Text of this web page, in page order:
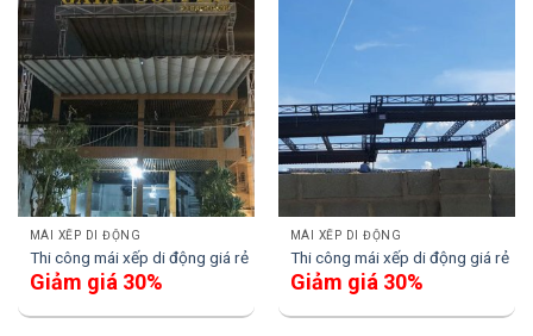
MÁI XẾP DI ĐỘNG
Thi công mái xếp di động giá rẻ
Giảm giá 30%
MÁI XẾP DI ĐỘNG
Thi công mái xếp di động giá rẻ
Giảm giá 30%